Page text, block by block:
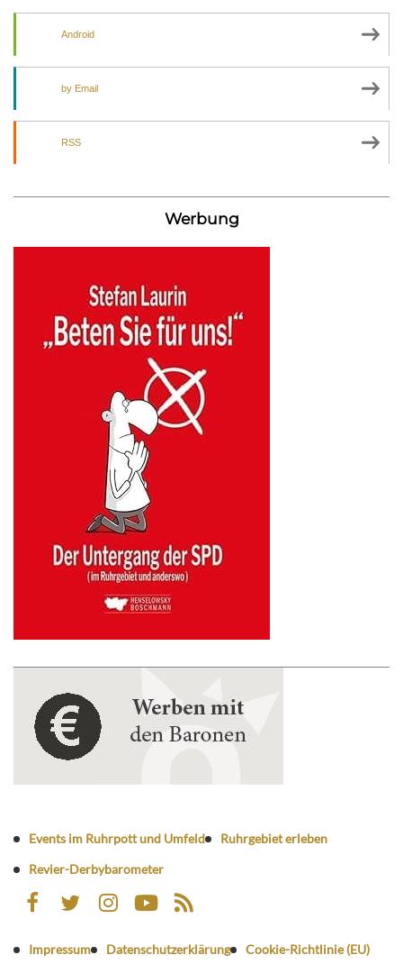
Android
by Email
RSS
Werbung
Events im Ruhrpott und Umfeld
Ruhrgebiet erleben
Revier-Derbybarometer
Impressum Datenschutzerklärung
Cookie-Richtlinie (EU)